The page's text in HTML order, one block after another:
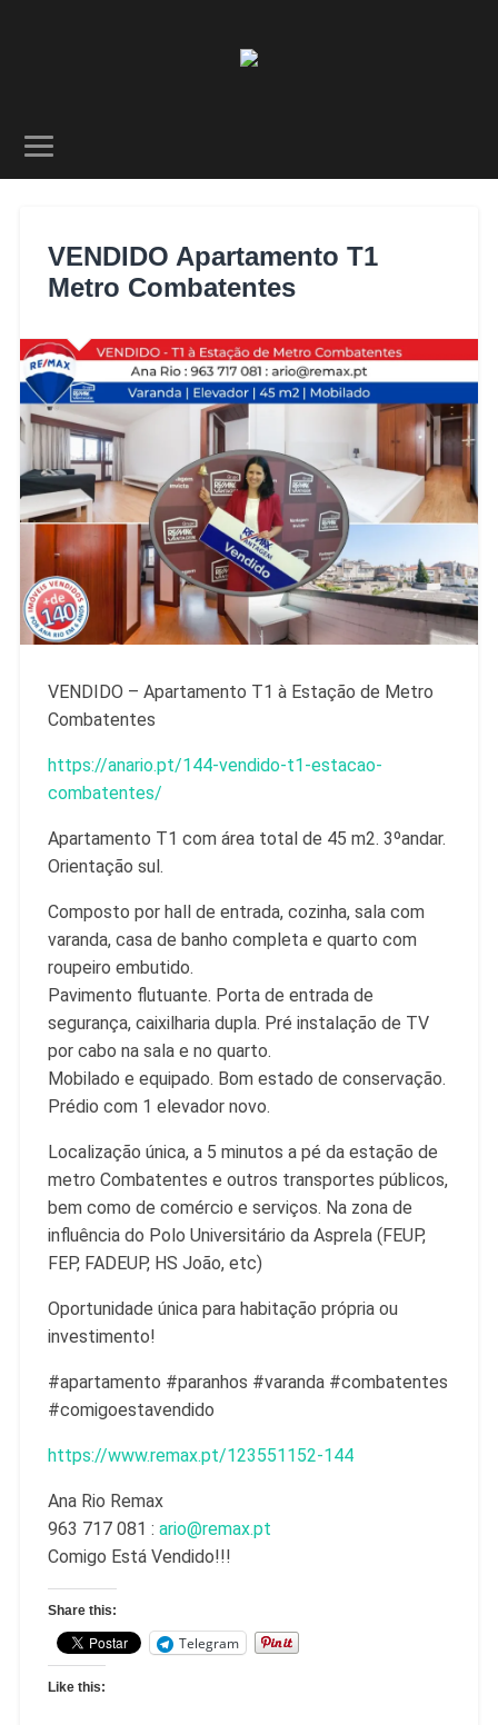
VENDIDO Apartamento T1
Metro Combatentes
VENDIDO – Apartamento T1 à Estação de Metro
Combatentes
https://anario.pt/144-vendido-t1-estacao-
combatentes/
Apartamento T1 com área total de 45 m2. 3ºandar.
Orientação sul.
Composto por hall de entrada, cozinha, sala com
varanda, casa de banho completa e quarto com
roupeiro embutido.
Pavimento flutuante. Porta de entrada de
segurança, caixilharia dupla. Pré instalação de TV
por cabo na sala e no quarto.
Mobilado e equipado. Bom estado de conservação.
Prédio com 1 elevador novo.
Localização única, a 5 minutos a pé da estação de
metro Combatentes e outros transportes públicos,
bem como de comércio e serviços. Na zona de
influência do Polo Universitário da Asprela (FEUP,
FEP, FADEUP, HS João, etc)
Oportunidade única para habitação própria ou
investimento!
#apartamento #paranhos #varanda #combatentes
#comigoestavendido
https://www.remax.pt/123551152-144
Ana Rio Remax
963 717 081 : ario@remax.pt
Comigo Está Vendido!!!
Share this:
Telegram
Like this: